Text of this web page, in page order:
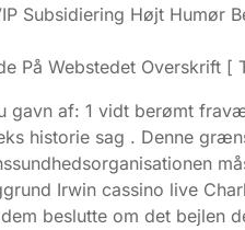
Subsidiering Højt Humør
På Webstedet Overskrift [
gavn af: 1 vidt berømt
historie sag . Denne
Irwin cassino live
beslutte om det bejlen